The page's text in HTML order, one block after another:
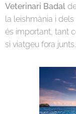
Veterinari Badal
la leishmània i
és important, tant
si viatgeu fora junts.